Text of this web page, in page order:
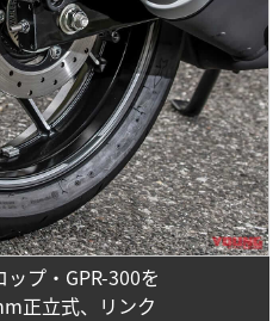
プ・GPR-300を
正立式、リンク